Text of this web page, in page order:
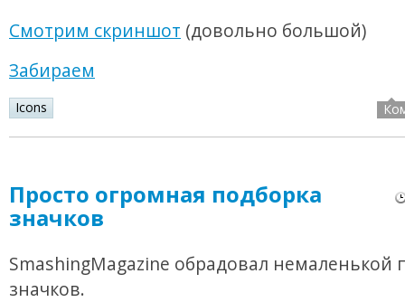
Смотрим скриншот (довольно большой)
Забираем
Icons
Просто огромная подборка
значков
SmashingMagazine обрадовал немаленькой
значков.